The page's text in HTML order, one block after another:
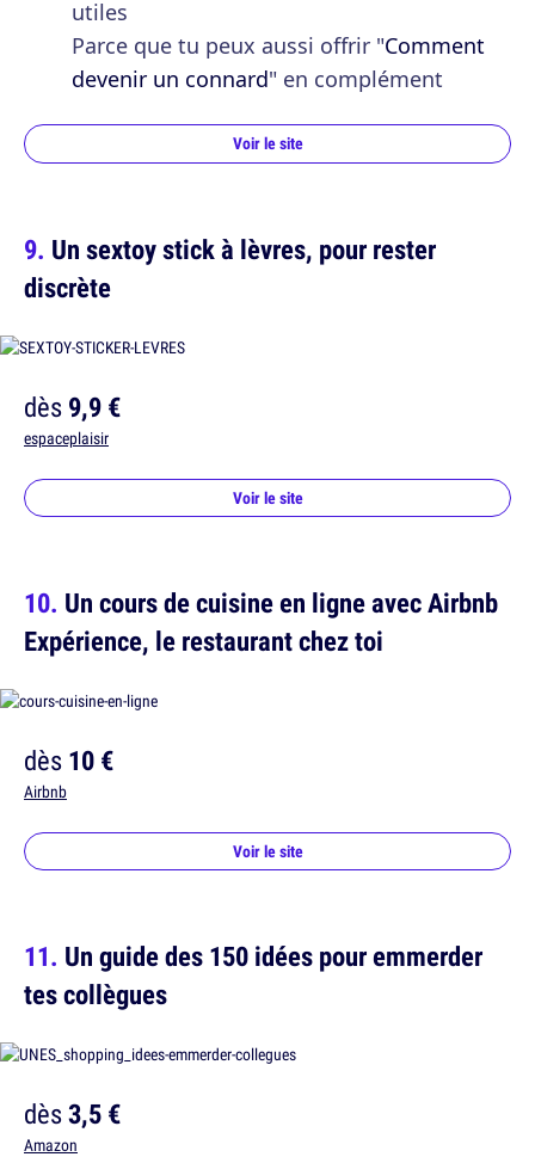
utiles
Parce que tu peux aussi offrir "Comment
devenir un connard" en complément
Voir le site
Un sextoy stick à lèvres, pour rester
discrète
dès9,9 €
espaceplaisir
Voir le site
Un cours de cuisine en ligne avec Airbnb
Expérience, le restaurant chez toi
dès10 €
Airbnb
Voir le site
Un guide des 150 idées pour emmerder
tes collègues
dès3,5 €
Amazon